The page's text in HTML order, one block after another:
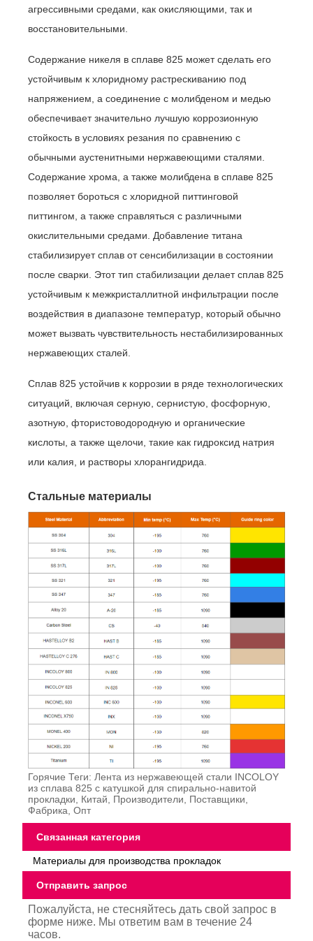
агрессивными средами, как окисляющими, так и
восстановительными.
Содержание никеля в сплаве 825 может сделать его
устойчивым к хлоридному растрескиванию под
напряжением, а соединение с молибденом и медью
обеспечивает значительно лучшую коррозионную
стойкость в условиях резания по сравнению с
обычными аустенитными нержавеющими сталями.
Содержание хрома, а также молибдена в сплаве 825
позволяет бороться с хлоридной питтинговой
питтингом, а также справляться с различными
окислительными средами. Добавление титана
стабилизирует сплав от сенсибилизации в состоянии
после сварки. Этот тип стабилизации делает сплав 825
устойчивым к межкристаллитной инфильтрации после
воздействия в диапазоне температур, который обычно
может вызвать чувствительность нестабилизированных
нержавеющих сталей.
Сплав 825 устойчив к коррозии в ряде технологических
ситуаций, включая серную, сернистую, фосфорную,
азотную, фтористоводородную и органические
кислоты, а также щелочи, такие как гидроксид натрия
или калия, и растворы хлорангидрида.
Стальные материалы
Горячие Теги: Лента из нержавеющей стали INCOLOY
из сплава 825 с катушкой для спирально-навитой
прокладки, Китай, Производители, Поставщики,
Фабрика, Опт
Связанная категория
Материалы для производства прокладок
Отправить запрос
Пожалуйста, не стесняйтесь дать свой запрос в
форме ниже. Мы ответим вам в течение 24
часов.